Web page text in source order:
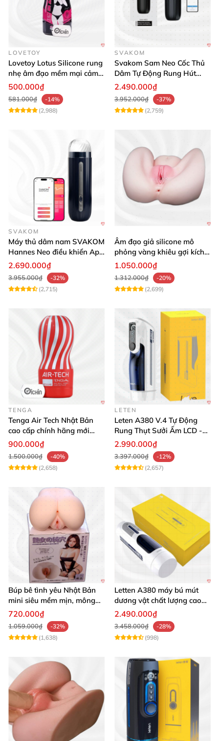
LOVETOY
Lovetoy Lotus Silicone rung
nhẹ âm đạo mềm mại cảm
giác thật
500.000₫
581.000₫
-14%
(2,988)
SVAKOM
Svakom Sam Neo Cốc Thủ
Dâm Tự Động Rung Hút
App Điều Khiển Xa
2.490.000₫
3.952.000₫
-37%
(2,759)
SVAKOM
Máy thủ dâm nam SVAKOM
Hannes Neo điều khiển App
tương tác
2.690.000₫
3.955.000₫
-32%
(2,715)
Âm đạo giả silicone mô
phỏng vàng khiêu gợi kích
thích mua
1.050.000₫
1.312.000₫
-20%
(2,699)
TENGA
Tenga Air Tech Nhật Bản
cao cấp chính hãng mới
seal giá tốt
900.000₫
1.500.000₫
-40%
(2,658)
LETEN
Leten A380 V.4 Tự Động
Rung Thụt Sưởi Ấm LCD -
Mua Ngay
2.990.000₫
3.397.000₫
-12%
(2,657)
Búp bê tình yêu Nhật Bản
mini siêu mềm mịn, mông
tròn quyến rũ
720.000₫
1.059.000₫
-32%
(1,638)
Letten A380 máy bú mút
dương vật chất lượng cao
giá tốt
2.490.000₫
3.458.000₫
-28%
(998)